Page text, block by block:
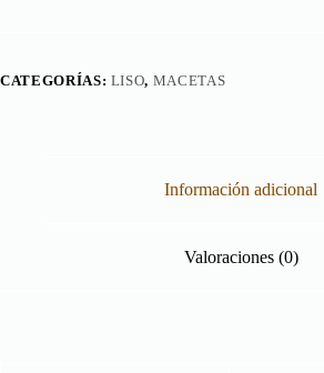
CATEGORÍAS: LISO, MACETAS
Información adicional
Valoraciones (0)